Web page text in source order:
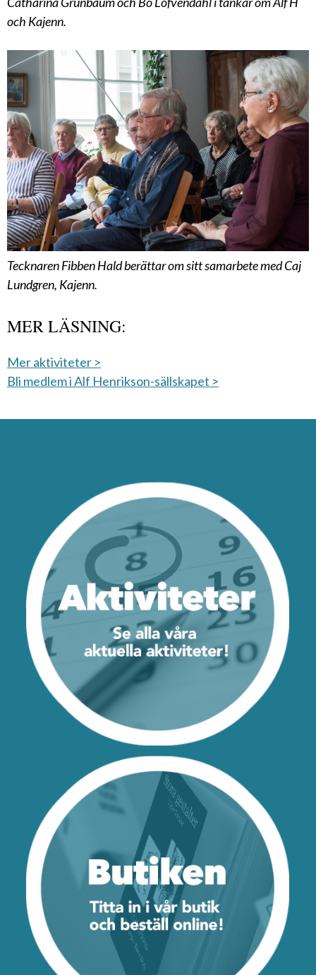
och Kajenn.
Tecknaren Fibben Hald berättar om sitt samarbete med Caj
Lundgren, Kajenn.
MER LÄSNING:
Mer aktiviteter >
Bli medlem i Alf Henrikson-sällskapet >